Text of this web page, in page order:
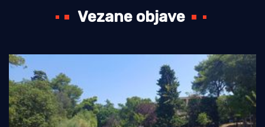
Vezane objave